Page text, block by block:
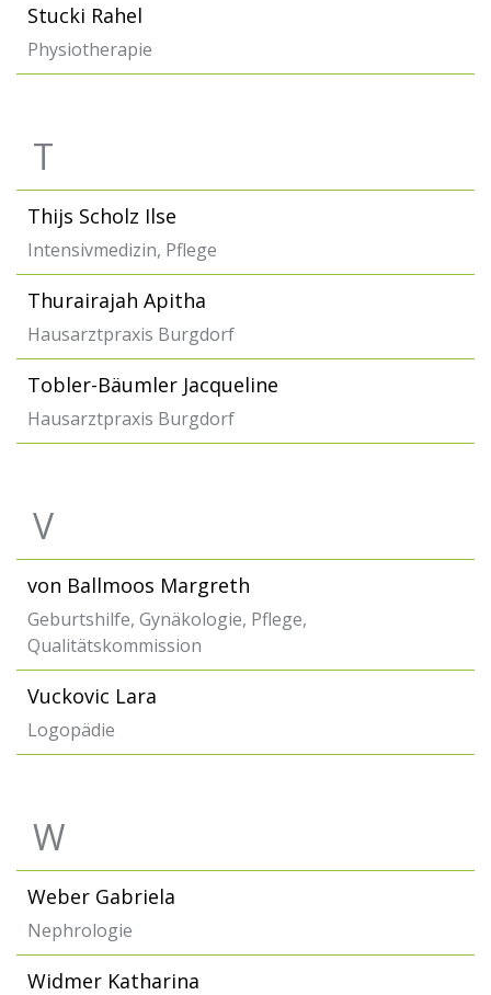
Stucki Rahel
Physiotherapie
T
Thijs Scholz Ilse
Intensivmedizin, Pflege
Thurairajah Apitha
Hausarztpraxis Burgdorf
Tobler-Bäumler Jacqueline
Hausarztpraxis Burgdorf
V
von Ballmoos Margreth
Geburtshilfe, Gynäkologie, Pflege,
Qualitätskommission
Vuckovic Lara
Logopädie
W
Weber Gabriela
Nephrologie
Widmer Katharina